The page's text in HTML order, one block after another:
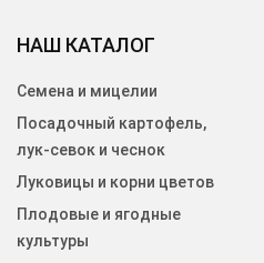
НАШ КАТАЛОГ
Семена и мицелии
Посадочный картофель,
лук-севок и чеснок
Луковицы и корни цветов
Плодовые и ягодные
культуры